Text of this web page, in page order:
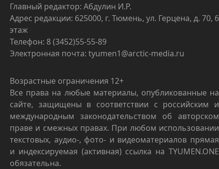
Главный редактор: Абдулин И.Р.
Адрес редакции: 625000, г. Тюмень, ул. Герцена, д. 70, 6
этаж
Телефон: 8 (3452)55-55-89
Электронная почта: tyumen1@arctic-media.ru
Возрастные ограничения 12+
Все права на любые материалы, опубликованные на
сайте, защищены в соответствии с российским и
международным законодательством об авторском
праве и смежных правах. При любом использовании
текстовых, аудио-, фото- и видеоматериалов прямая
и индексируемая (активная) ссылка на TYUMEN.ONE
обязательна.